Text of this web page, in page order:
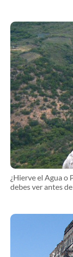
¿Hierve el Agua o
debes ver antes